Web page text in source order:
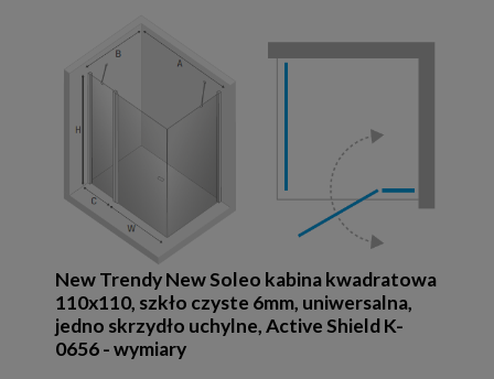
New Trendy New Soleo kabina kwadratowa
110x110, szkło czyste 6mm, uniwersalna,
jedno skrzydło uchylne, Active Shield K-
0656 - wymiary